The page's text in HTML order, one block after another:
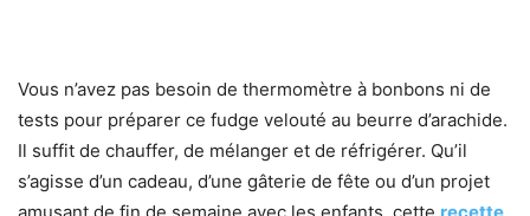
Vous n’avez pas besoin de thermomètre à bonbons ni de
tests pour préparer ce fudge velouté au beurre d’arachide.
Il suffit de chauffer, de mélanger et de réfrigérer. Qu’il
s’agisse d’un cadeau, d’une gâterie de fête ou d’un projet